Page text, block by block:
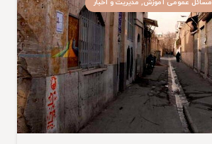
مسائل عمومی آموزش, مدیریت و اخبار